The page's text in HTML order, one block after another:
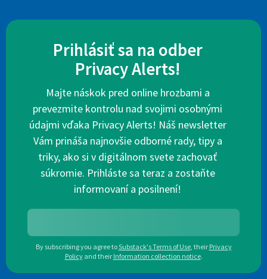
Prihlásiť sa na odber
Privacy Alerts!
Majte náskok pred online hrozbami a
prevezmite kontrolu nad svojimi osobnými
údajmi vďaka Privacy Alerts! Náš newsletter
Vám prináša najnovšie odborné rady, tipy a
triky, ako si v digitálnom svete zachovať
súkromie. Prihláste sa teraz a zostaňte
informovaní a posilnení!
By subscribing you agree toSubstack's Terms of Use, their Privacy
Policy and their Information collection notice.